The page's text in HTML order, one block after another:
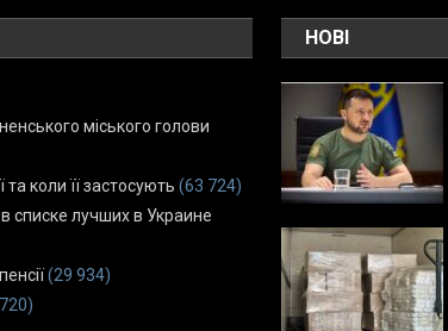
міського голови
коли її застосують (63 724)
списке лучших в Украине
(29 934)
НОВІ